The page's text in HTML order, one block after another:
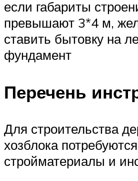
если габариты
превышают 3*4 м,
ставить бытовку на
фундамент
Перечень
Для строительства
хозблока
стройматериалы и